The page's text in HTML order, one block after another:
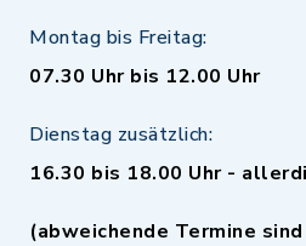
Montag bis Freitag:
07.30 Uhr bis 12.00 Uhr
Dienstag zusätzlich:
16.30 bis 18.00 Uhr -
(abweichende Termine